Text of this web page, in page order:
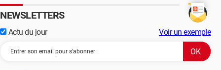
NEWSLETTERS
Actu du jour Voir un exemple